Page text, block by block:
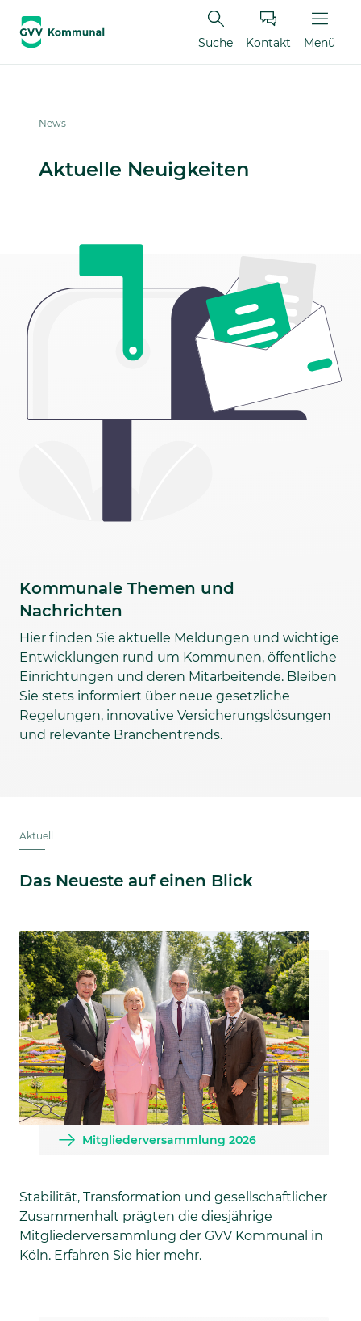
Suche Kontakt Menü
News
Aktuelle Neuigkeiten
Kommunale Themen und
Nachrichten
Hier finden Sie aktuelle Meldungen und wichtige
Entwicklungen rund um Kommunen, öffentliche
Einrichtungen und deren Mitarbeitende. Bleiben
Sie stets informiert über neue gesetzliche
Regelungen, innovative Versicherungslösungen
und relevante Branchentrends.
Aktuell
Das Neueste auf einen Blick
Mitgliederversammlung 2026
Stabilität, Transformation und gesellschaftlicher
Zusammenhalt prägten die diesjährige
Mitgliederversammlung der GVV Kommunal in
Köln. Erfahren Sie hier mehr.